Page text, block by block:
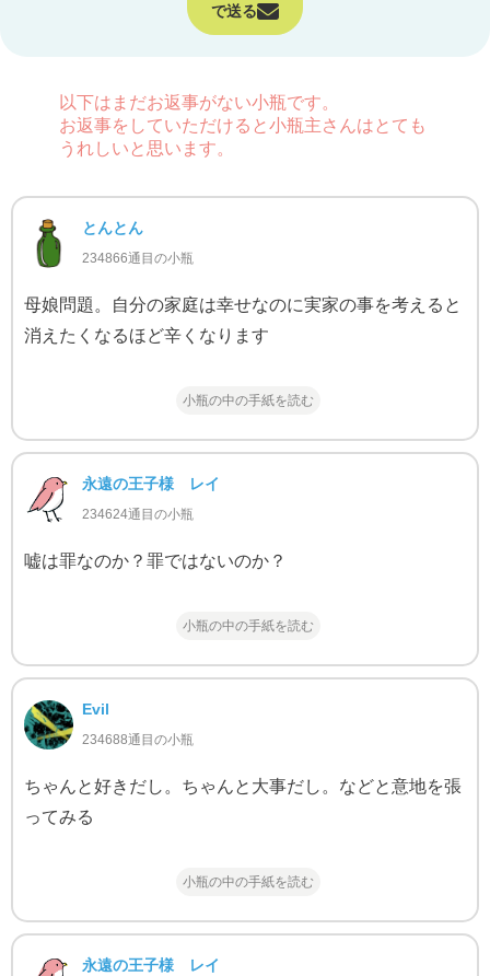
で送る
以下はまだお返事がない小瓶です。
お返事をしていただけると小瓶主さんはとても
うれしいと思います。
とんとん
234866通目の小瓶
母娘問題。自分の家庭は幸せなのに実家の事を考えると
消えたくなるほど辛くなります
小瓶の中の手紙を読む
永遠の王子様 レイ
234624通目の小瓶
嘘は罪なのか？罪ではないのか？
小瓶の中の手紙を読む
Evil
234688通目の小瓶
ちゃんと好きだし。ちゃんと大事だし。などと意地を張
ってみる
小瓶の中の手紙を読む
永遠の王子様 レイ